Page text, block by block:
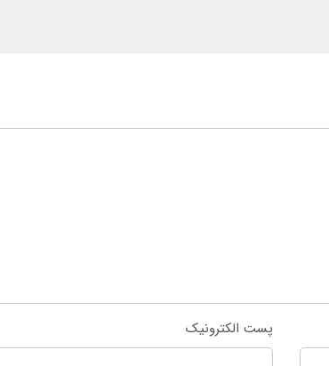
پست الکترونیک